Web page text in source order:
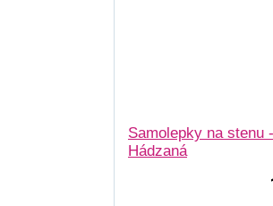
Samolepky na stenu -
Hádzaná